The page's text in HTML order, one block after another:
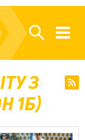
З
1Б)